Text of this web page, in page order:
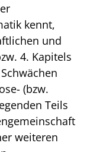
kennt,
und
4. Kapitels
(bzw.
Teils
weiteren